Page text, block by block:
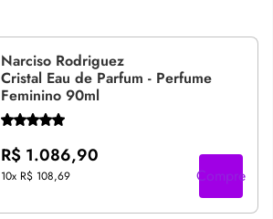
Narciso Rodriguez
Cristal Eau de Parfum - Perfume
Feminino 90ml
R$ 1.086,90
10x R$ 108,69 Compre